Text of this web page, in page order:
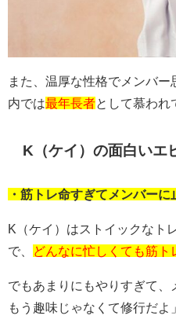
また、温厚な性格でメンバ
内では最年長者として慕われ
K（ケイ）の面白いエ
・筋トレ命すぎてメンバーに
K（ケイ）はストイックなト
で、
どんなに忙しくても筋ト
でもあまりにもやりすぎて
もう趣味じゃなくて修行だよ